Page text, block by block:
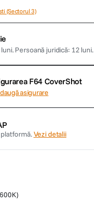
(Sectorul 3)
Persoană juridică: 12 luni.
F64 CoverShot
asigurare
Vezi detalii